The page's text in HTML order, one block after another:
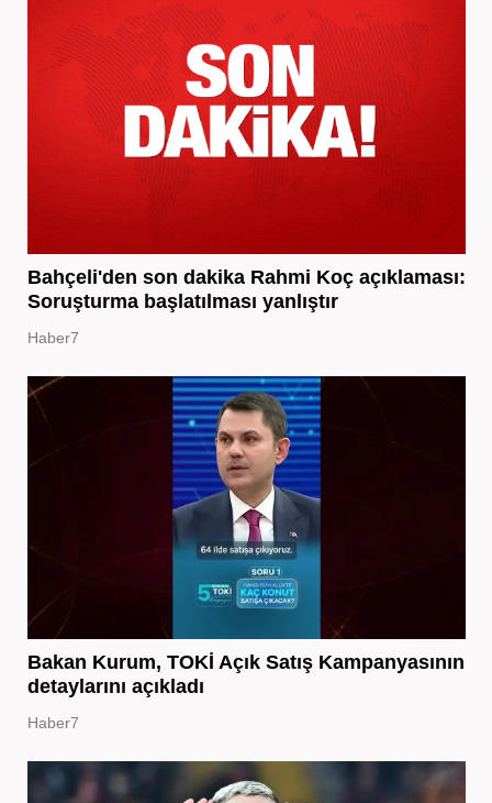
Bahçeli'den son dakika Rahmi Koç açıklaması:
Soruşturma başlatılması yanlıştır
Haber7
Bakan Kurum, TOKİ Açık Satış Kampanyasının
detaylarını açıkladı
Haber7